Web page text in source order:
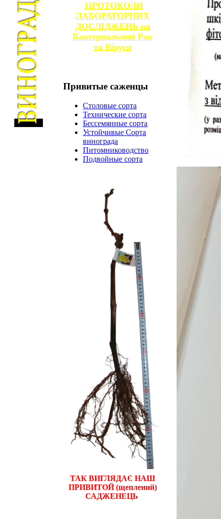
ПРОТОКОЛИ
ЛАБОРАТОРНИХ
ДОСЛІДЖЕНЬ на
Бактериальний Рак
та Віруси
Привитые саженцы
Столовые сорта
Технические сорта
Бессемянные сорта
Устойчивые Сорта
винограда
Питомниководство
Подвойные сорта
ТАК ВИГЛЯДАЄ НАШ
ПРИВИТОЙ (щеплений)
САДЖЕНЕЦЬ